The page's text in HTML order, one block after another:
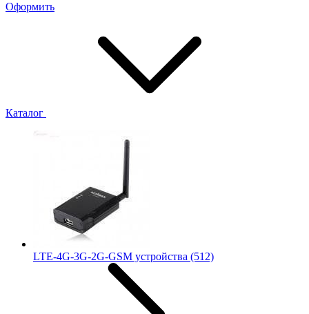
Оформить
Каталог
LTE-4G-3G-2G-GSM устройства (512)